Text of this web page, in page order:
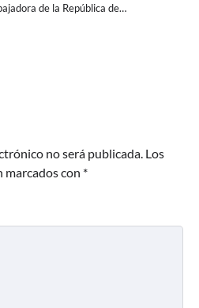
de la República de…
no será publicada. Los
marcados con *